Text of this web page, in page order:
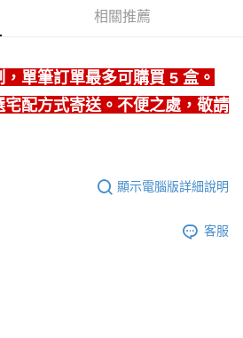
「大哥付你分期」於每月結算日後寄送繳費提
可選擇「超商條碼／台灣大直營門市／銀行轉
有限公司」（以下簡稱本公司）所提供，讓
約使用本公司帳單繳交帳款。
單所需資料之確認、核對及更正。
https://oppay.tw/userRule
程】
，點擊此簡訊中的連結，可透過四大超商／
進行付款，方視為交易完成。
不需立刻繳費，但若您需要取消訂單，請聯絡
取消之訂單仍視為有效，需透過AFTEE先享
support/home
公司提供之「AFTEE先享後付」服務完成之交
得法定代理人或監護人之同意方可使用
意申辦者引起之損失，本公司不負相關責
以上)免運費
以上)免運費
以上)免運費
相關推薦
單筆訂單最多可購買 5 盒。
配方式寄送。不便之處，敬請
顯示電腦版詳細說明
客服